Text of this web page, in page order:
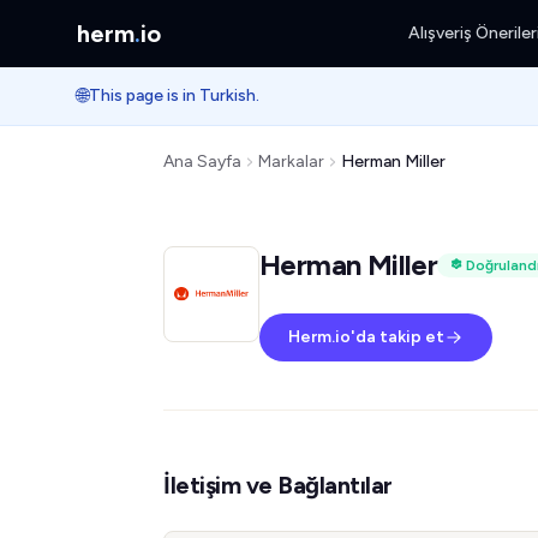
herm.io Alışveriş Önerileri
🌐This page is in Turkish.
Ana Sayfa Markalar Herman Miller
Herman Miller Doğrulandı
Herm.io'da takip et
İletişim ve Bağlantılar